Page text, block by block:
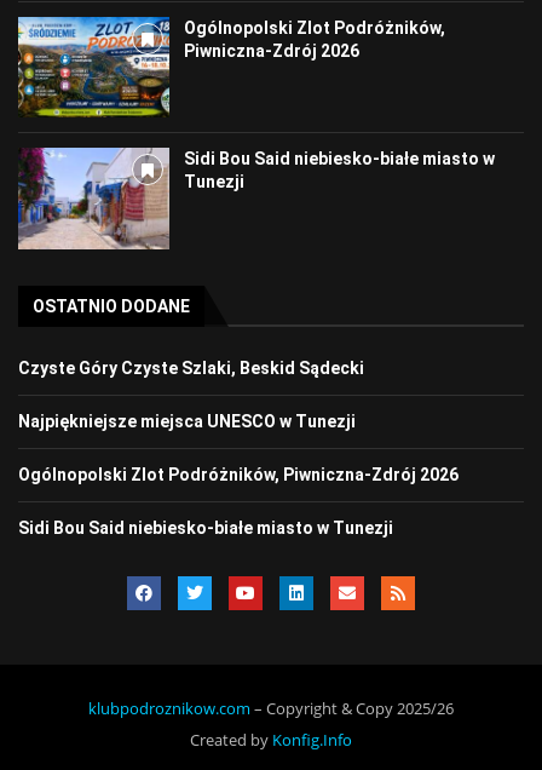
Ogólnopolski Zlot Podróżników,
Piwniczna-Zdrój 2026
Sidi Bou Said niebiesko-białe miasto w
Tunezji
OSTATNIO DODANE
Czyste Góry Czyste Szlaki, Beskid Sądecki
Najpiękniejsze miejsca UNESCO w Tunezji
Ogólnopolski Zlot Podróżników, Piwniczna-Zdrój 2026
Sidi Bou Said niebiesko-białe miasto w Tunezji
klubpodroznikow.com – Copyright & Copy 2025/26
Created by Konfig.Info